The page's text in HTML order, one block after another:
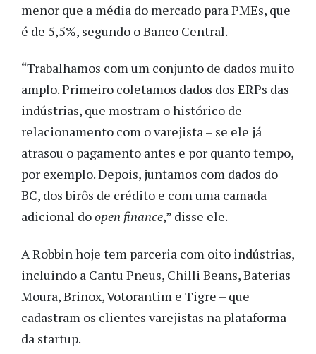
menor que a média do mercado para PMEs, que
é de 5,5%, segundo o Banco Central.
“Trabalhamos com um conjunto de dados muito
amplo. Primeiro coletamos dados dos ERPs das
indústrias, que mostram o histórico de
relacionamento com o varejista – se ele já
atrasou o pagamento antes e por quanto tempo,
por exemplo. Depois, juntamos com dados do
BC, dos birôs de crédito e com uma camada
adicional doopen finance,” disse ele.
A Robbin hoje tem parceria com oito indústrias,
incluindo a Cantu Pneus, Chilli Beans, Baterias
Moura, Brinox, Votorantim e Tigre – que
cadastram os clientes varejistas na plataforma
da startup.